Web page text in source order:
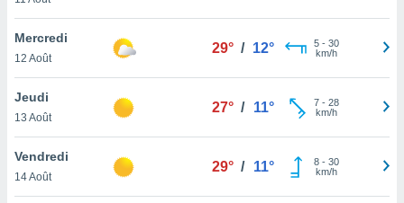
le
ainsi
un
la
du
Mercredi
12 Août
29° / 12° 5- 30
km/h
Jeudi
13 Août
27° / 11° 7- 28
km/h
Vendredi
14 Août
29° / 11° 8- 30
km/h